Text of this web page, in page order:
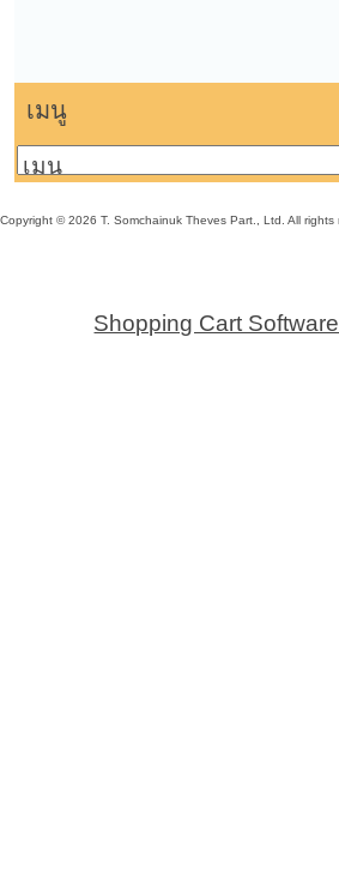
เมนู
Copyright © 2026 T. Somchainuk Theves Part., Ltd. All rights
Shopping Cart